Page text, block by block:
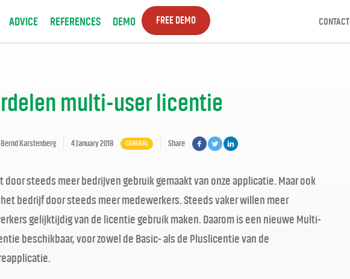
ADVICE REFERENCES DEMO FREE DEMO CONTACT
multi-user licentie
Bernd Karstenberg 4 January 2018 GENERAL Share
door steeds meer bedrijven gebruik gemaakt van onze applicatie. Maar ook
bedrijf door steeds meer medewerkers. Steeds vaker willen meer
gelijktijdig van de licentie gebruik maken. Daarom is een nieuwe Multi-
beschikbaar, voor zowel de Basic- als de Pluslicentie van de